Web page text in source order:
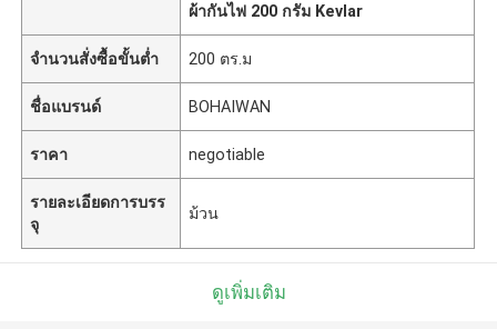
ผ้ากันไฟ 200 กรัม Kevlar
จำนวนสั่งซื้อขั้นต่ำ 200 ตร.ม
ชื่อแบรนด์ BOHAIWAN
ราคา negotiable
รายละเอียดการบรร
จุ
ม้วน
ดูเพิ่มเติม